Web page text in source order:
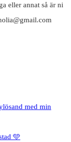
eller annat så är ni
med min
🩵